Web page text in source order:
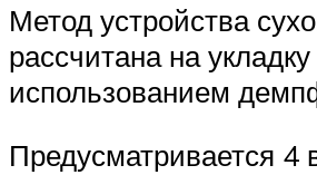
Метод устройства
рассчитана на
использованием
Предусматривается 4